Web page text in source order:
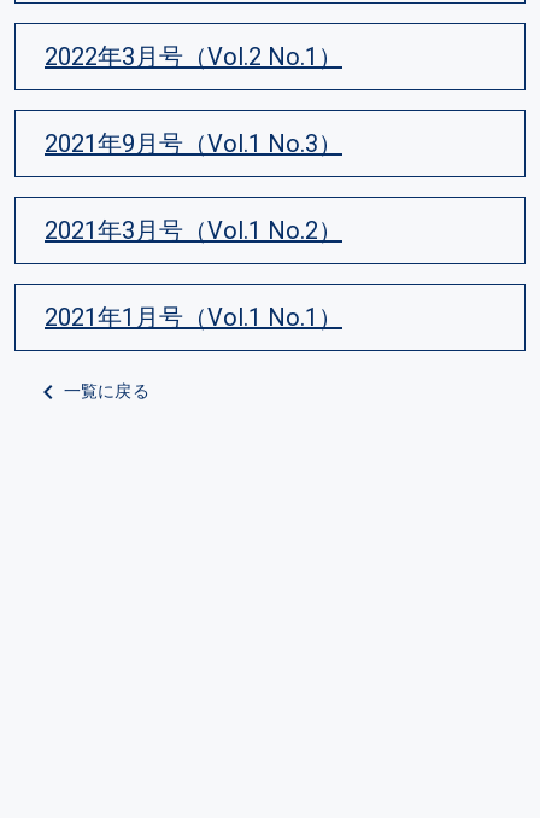
2022年3月号（Vol.2 No.1）
2021年9月号（Vol.1 No.3）
2021年3月号（Vol.1 No.2）
2021年1月号（Vol.1 No.1）
一覧に戻る